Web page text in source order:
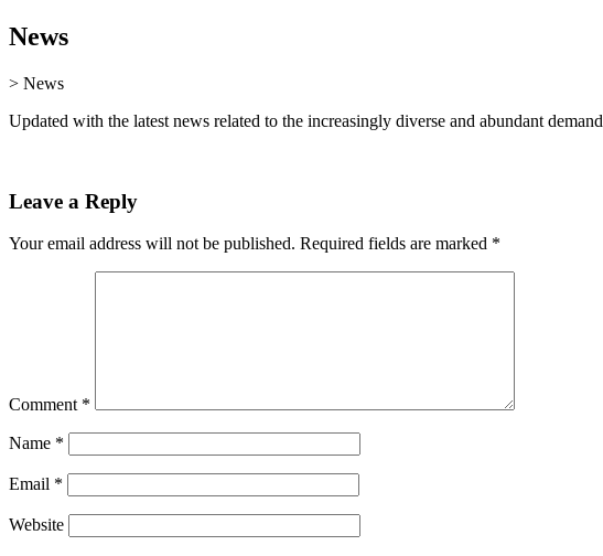
News
> News
Updated with the latest news related to the increasingly diverse and abundant
Leave a Reply
Your email address will not be published. Required fields are marked *
Comment *
Name *
Email *
Website